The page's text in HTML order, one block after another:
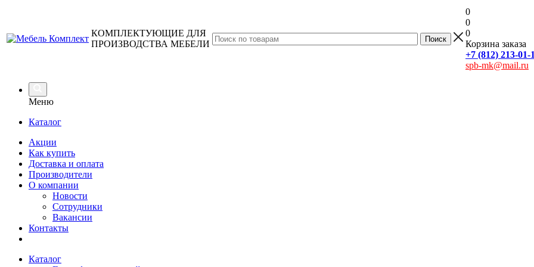
КОМПЛЕКТУЮЩИЕ ДЛЯ
ПРОИЗВОДСТВА МЕБЕЛИ
0
0
0
Корзина заказа
+7 (812) 213-01-
spb-mk@mail.ru
Меню
Каталог
Акции
Как купить
Доставка и оплата
Производители
О компании
Новости
Сотрудники
Вакансии
Контакты
Каталог